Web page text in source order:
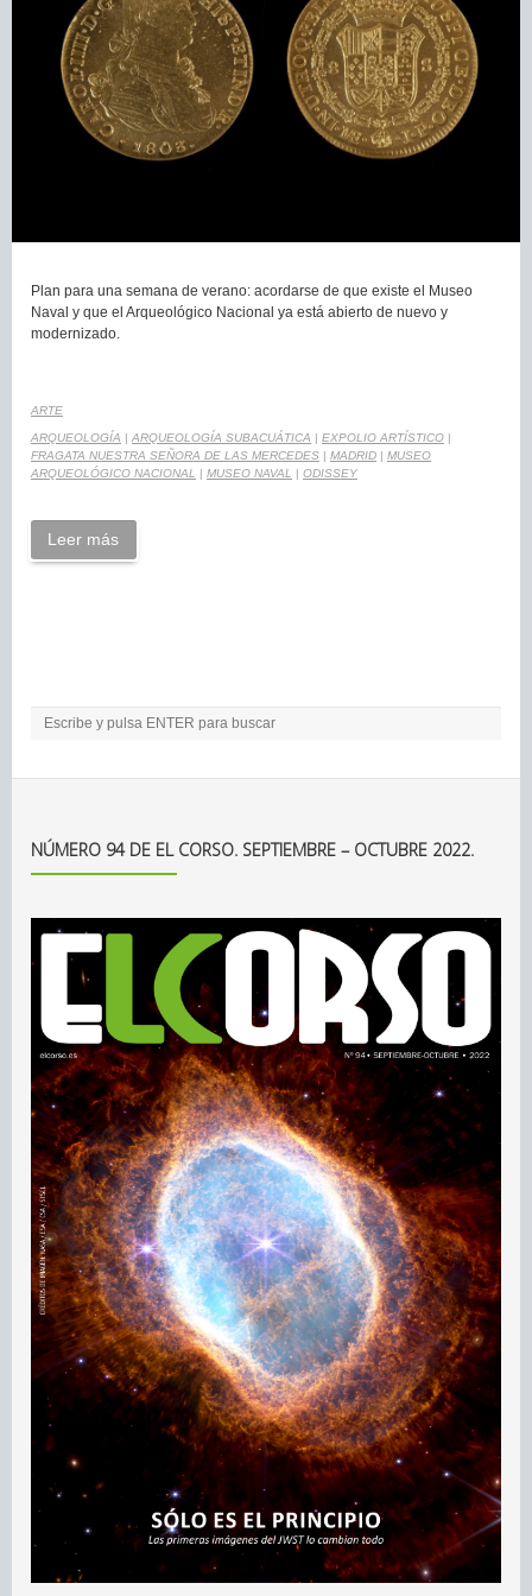
Plan para una semana de verano: acordarse de que existe el Museo
Naval y que el Arqueológico Nacional ya está abierto de nuevo y
modernizado.
ARTE
ARQUEOLOGÍA | ARQUEOLOGÍA SUBACUÁTICA | EXPOLIO ARTÍSTICO |
FRAGATA NUESTRA SEÑORA DE LAS MERCEDES | MADRID | MUSEO
ARQUEOLÓGICO NACIONAL | MUSEO NAVAL | ODISSEY
Leer más
NÚMERO 94 DE EL CORSO. SEPTIEMBRE – OCTUBRE 2022.